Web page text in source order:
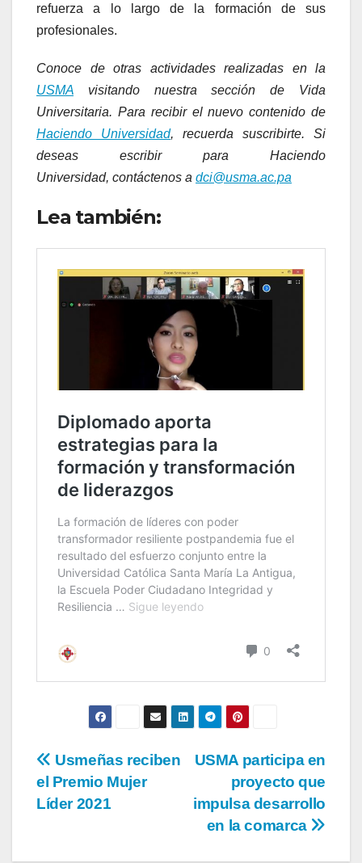
refuerza a lo largo de la formación de sus
profesionales.
Conoce de otras actividades realizadas en la
USMA visitando nuestra sección de Vida
Universitaria. Para recibir el nuevo contenido de
Haciendo Universidad, recuerda suscribirte. Si
deseas escribir para Haciendo
Universidad, contáctenos a dci@usma.ac.pa
Lea también:
USMA participa en
proyecto que
impulsa desarrollo
en la comarca
Usmeñas reciben
el Premio Mujer
Líder 2021